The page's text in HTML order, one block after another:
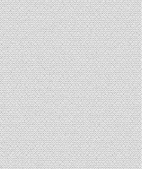
CẶP HỌC SINH MS:
TN 5015
CẶP HỌC SINH MS:
TN 5014
CẶP HỌC SINH MS:
TN 5013
CẶP HỌC SINH MS:
TN 5012